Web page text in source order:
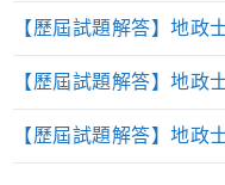
【歷屆試題解答】地政
【歷屆試題解答】地政
【歷屆試題解答】地政